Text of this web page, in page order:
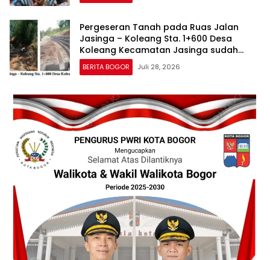
Pergeseran Tanah pada Ruas Jalan
Jasinga – Koleang Sta. 1+600 Desa
Koleang Kecamatan Jasinga sudah
Tertangani oleh UPTD IJJ Kelas A
Wilayah VII
BERITA BOGOR Juli 28, 2026